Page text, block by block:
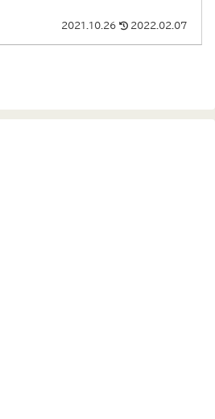
2021.10.26 2022.02.07